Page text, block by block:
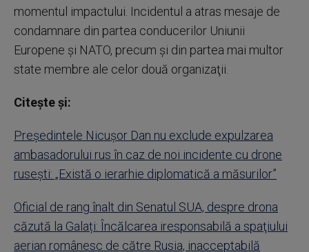
momentul impactului. Incidentul a atras mesaje de
condamnare din partea conducerilor Uniunii
Europene şi NATO, precum şi din partea mai multor
state membre ale celor două organizaţii.
Citește și:
Președintele Nicuşor Dan nu exclude expulzarea
ambasadorului rus în caz de noi incidente cu drone
rusești: „Există o ierarhie diplomatică a măsurilor”
Oficial de rang înalt din Senatul SUA, despre drona
căzută la Galați: Încălcarea iresponsabilă a spaţiului
aerian românesc de către Rusia, inacceptabilă